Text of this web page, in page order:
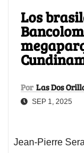
Los
Por Las Dos
SEP 1, 2025
Jean-Pierre